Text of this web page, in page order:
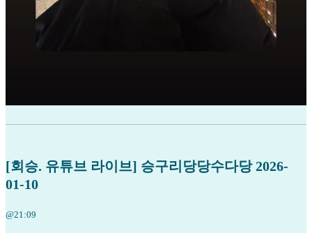
[회승. 유튜브 라이브] 승구리당당수다당 2026-
01-10
@21:09